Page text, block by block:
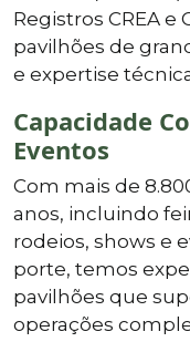
Registros CREA e
pavilhões de
e expertise
Capacidade
Eventos
Com mais de
anos, incluindo
rodeios, shows e
porte, temos
pavilhões que
operações